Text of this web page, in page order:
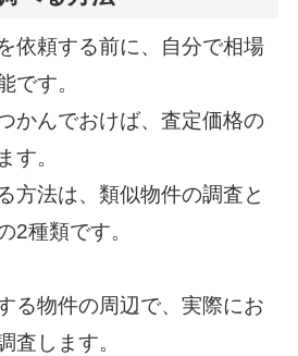
依頼する前に、自分で相場
です。
かんでおけば、査定価格の
す。
方法は、類似物件の調査と
2種類です。
る物件の周辺で、実際にお
査します。